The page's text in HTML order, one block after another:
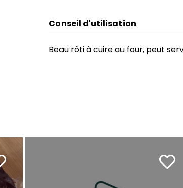
Conseil d'utilisation
Beau rôti à cuire au four, peut